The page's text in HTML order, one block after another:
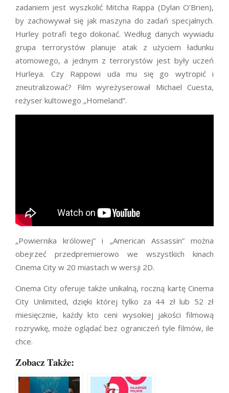
zadaniem jest wyszkolić Mitcha Rappa (Dylan O’Brien),
by zachowywał się jak maszyna do zadań specjalnych.
Hurley potrafi tego dokonać. Według danych wywiadu
grupa terrorystów planuje atak z użyciem ładunku
atomowego, a jednym z terrorystów jest były uczeń
Hurleya. Czy Rappowi uda mu się go wytropić i
zneutralizować? Film wyreżyserował Michael Cuesta,
reżyser kultowego „Homeland”.
„Powiernika królowej” i „American Assassin” można
obejrzeć przedpremierowo we wszystkich kinach
Cinema City w 20 miastach w wersji 2D.
Cinema City oferuje także unikalną, roczną kartę Cinema
City Unlimited, dzięki której tylko za 44 zł lub 52 zł
miesięcznie, każdy kto ceni wysokiej jakości filmową
rozrywkę, może oglądać bez ograniczeń tyle filmów, ile
chce.
Zobacz Także: